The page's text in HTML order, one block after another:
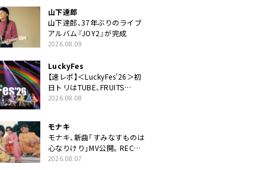
山下達郎
山下達郎、37年ぶりのライブ
アルバム『JOY2』が完成
2026.08.09
LuckyFes
【速レポ】＜LuckyFes’26＞初
日トリはTUBE、FRUITS
ZIPPERや綾小路翔、鬼龍院翔
うだい」
2026.08.08
モナキ
モナキ、新曲「すみなすものは
心なりけり」MV公開。RECの
ギターにEvery Little Thing・
2026.08.07